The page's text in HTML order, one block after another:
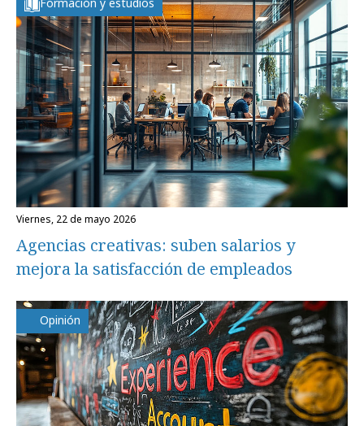
viernes, 22 de mayo 2026
Agencias creativas: suben salarios y
mejora la satisfacción de empleados
Opinión